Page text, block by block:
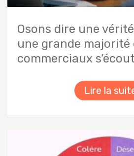
Osons dire une
une grande majorité
commerciaux
Lire la